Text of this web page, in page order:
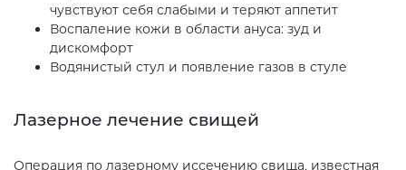
чувствуют себя слабыми и теряют аппетит
Воспаление кожи в области ануса: зуд и
дискомфорт
Водянистый стул и появление газов в стуле
Лазерное лечение свищей
Операция по лазерному иссечению свища, известная